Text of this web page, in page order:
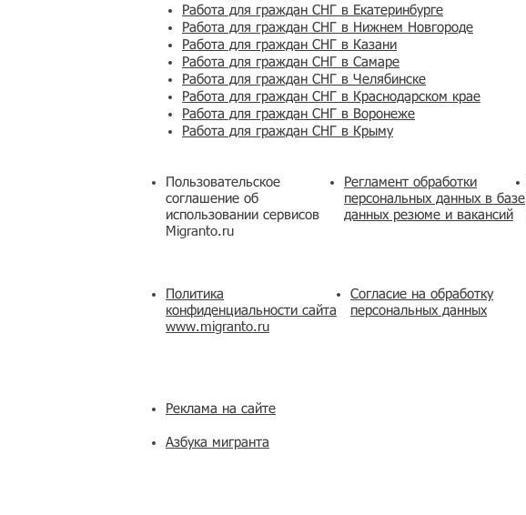
Работа для граждан СНГ в Екатеринбурге
Работа для граждан СНГ в Нижнем Новгороде
Работа для граждан СНГ в Казани
Работа для граждан СНГ в Самаре
Работа для граждан СНГ в Челябинске
Работа для граждан СНГ в Краснодарском крае
Работа для граждан СНГ в Воронеже
Работа для граждан СНГ в Крыму
Пользовательское
соглашение об
использовании сервисов
Migranto.ru
Регламент обработки
персональных данных в базе
данных резюме и вакансий
Политика
конфиденциальности сайта
www.migranto.ru
Согласие на обработку
персональных данных
Реклама на сайте
Азбука мигранта